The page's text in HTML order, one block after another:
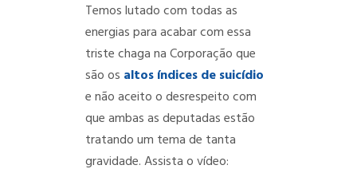
Temos lutado com todas as
energias para acabar com essa
triste chaga na Corporação que
são os altos índices de suicídio
e não aceito o desrespeito com
que ambas as deputadas estão
tratando um tema de tanta
gravidade. Assista o vídeo: